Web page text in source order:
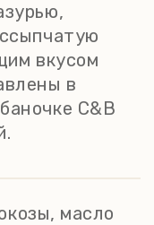
вкусом
в
C&B
масло